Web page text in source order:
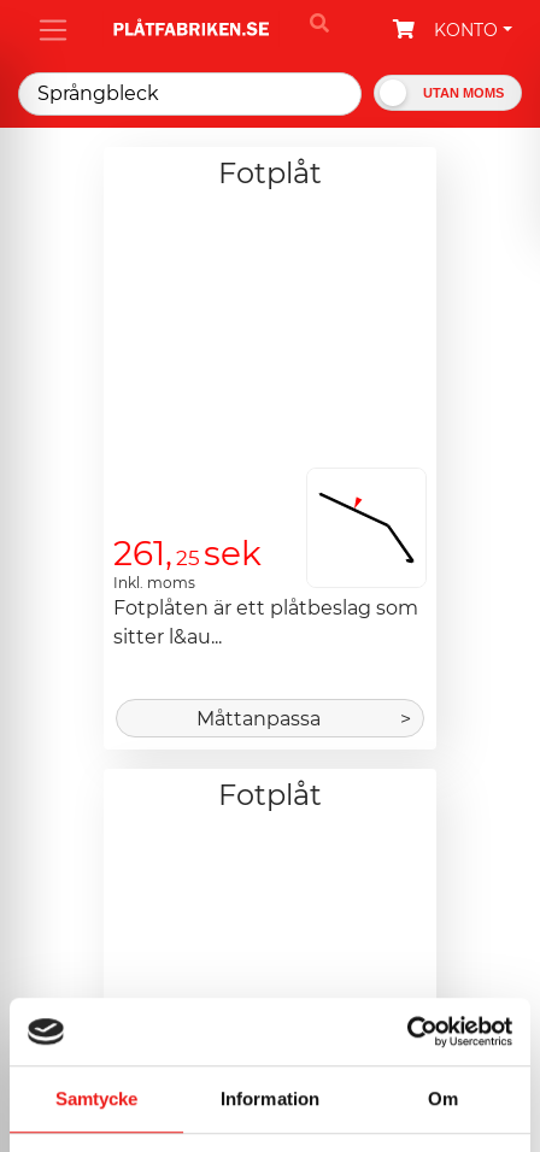
Samtycke Information Om
KONTO
UTAN MOMS
Fotplåt
261, 25 sek
Inkl. moms
Fotplåten är ett plåtbeslag som
sitter l&au...
Måttanpassa >
Fotplåt